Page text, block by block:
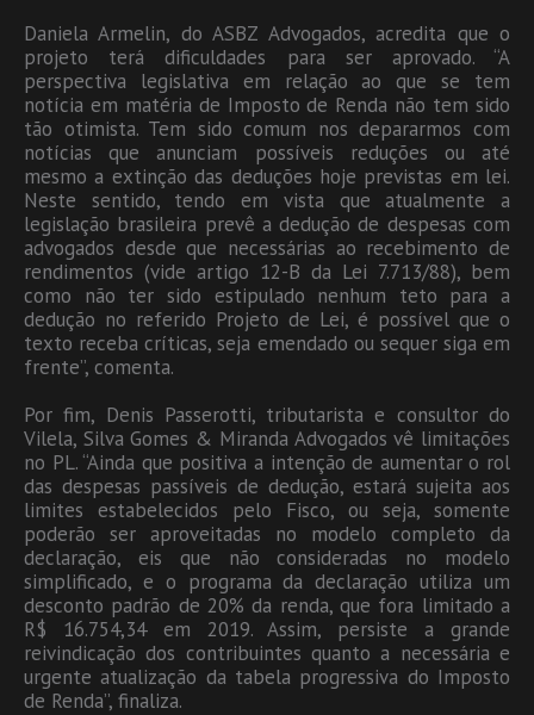
Daniela Armelin, do ASBZ Advogados, acredita que o
projeto terá dificuldades para ser aprovado. “A
perspectiva legislativa em relação ao que se tem
notícia em matéria de Imposto de Renda não tem sido
tão otimista. Tem sido comum nos depararmos com
notícias que anunciam possíveis reduções ou até
mesmo a extinção das deduções hoje previstas em lei.
Neste sentido, tendo em vista que atualmente a
legislação brasileira prevê a dedução de despesas com
advogados desde que necessárias ao recebimento de
rendimentos (vide artigo 12-B da Lei 7.713/88), bem
como não ter sido estipulado nenhum teto para a
dedução no referido Projeto de Lei, é possível que o
texto receba críticas, seja emendado ou sequer siga em
frente”, comenta.
Por fim, Denis Passerotti, tributarista e consultor do
Vilela, Silva Gomes & Miranda Advogados vê limitações
no PL. “Ainda que positiva a intenção de aumentar o rol
das despesas passíveis de dedução, estará sujeita aos
limites estabelecidos pelo Fisco, ou seja, somente
poderão ser aproveitadas no modelo completo da
declaração, eis que não consideradas no modelo
simplificado, e o programa da declaração utiliza um
desconto padrão de 20% da renda, que fora limitado a
R$ 16.754,34 em 2019. Assim, persiste a grande
reivindicação dos contribuintes quanto a necessária e
urgente atualização da tabela progressiva do Imposto
de Renda”, finaliza.